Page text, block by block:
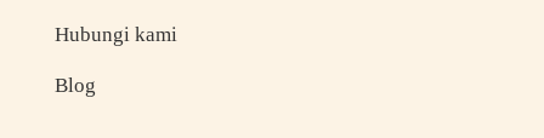
Hubungi kami
Blog